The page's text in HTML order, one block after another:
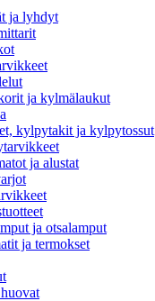
ja lyhdyt
ja kylmälaukut
kylpytakit ja kylpytossut
ja alustat
ja otsalamput
ja termokset